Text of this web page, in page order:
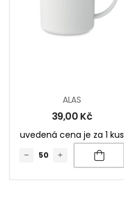
ALAS
39,00 Kč
uvedená cena je za 1 kus